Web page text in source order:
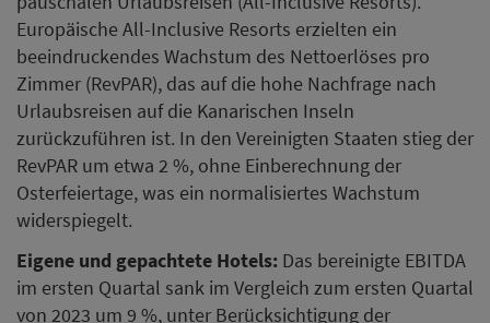
Europäische All-Inclusive Resorts erzielten ein
beeindruckendes Wachstum des Nettoerlöses pro
Zimmer (RevPAR), das auf die hohe Nachfrage nach
Urlaubsreisen auf die Kanarischen Inseln
zurückzuführen ist. In den Vereinigten Staaten stieg der
RevPAR um etwa 2 %, ohne Einberechnung der
Osterfeiertage, was ein normalisiertes Wachstum
widerspiegelt.
Eigene und gepachtete Hotels: Das bereinigte EBITDA
im ersten Quartal sank im Vergleich zum ersten Quartal
von 2023 um 9 %, unter Berücksichtigung der